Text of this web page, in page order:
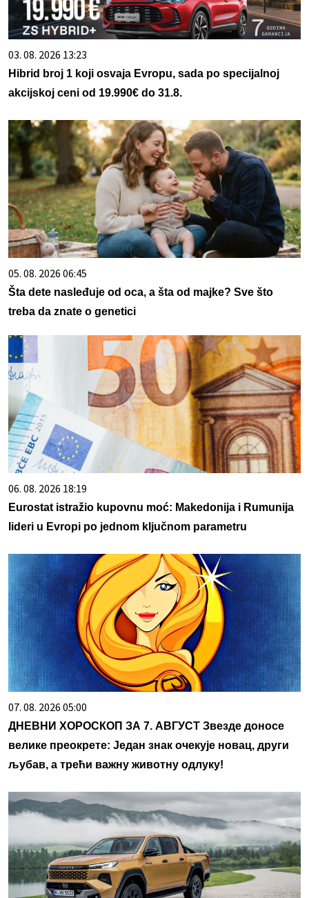
03. 08. 2026 13:23
Hibrid broj 1 koji osvaja Evropu, sada po specijalnoj
akcijskoj ceni od 19.990€ do 31.8.
05. 08. 2026 06:45
Šta dete nasleđuje od oca, a šta od majke? Sve što
treba da znate o genetici
06. 08. 2026 18:19
Eurostat istražio kupovnu moć: Makedonija i Rumunija
lideri u Evropi po jednom ključnom parametru
07. 08. 2026 05:00
ДНЕВНИ ХОРОСКОП ЗА 7. АВГУСТ Звезде доносе
велике преокрете: Један знак очекује новац, други
љубав, а трећи важну животну одлуку!